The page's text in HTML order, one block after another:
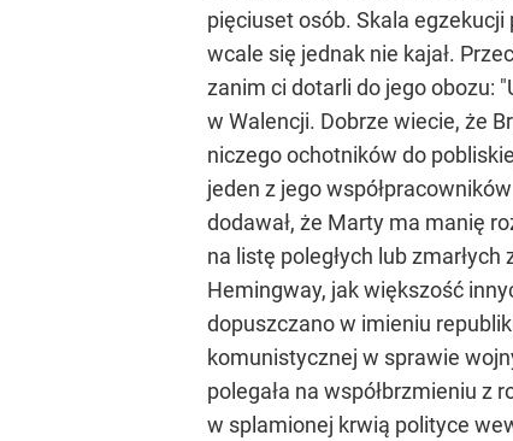
pięciuset osób. Skala
wcale się jednak nie kajał.
zanim ci dotarli do jego obozu:
w Walencji. Dobrze wiecie, że
niczego ochotników do
jeden z jego
dodawał, że Marty ma manię
na listę poległych lub zmarłych
Hemingway, jak większość
dopuszczano w imieniu
komunistycznej w sprawie
polegała na współbrzmieniu z
w splamionej krwią polityce